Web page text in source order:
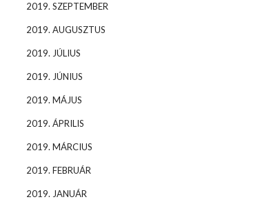
2019. SZEPTEMBER
2019. AUGUSZTUS
2019. JÚLIUS
2019. JÚNIUS
2019. MÁJUS
2019. ÁPRILIS
2019. MÁRCIUS
2019. FEBRUÁR
2019. JANUÁR